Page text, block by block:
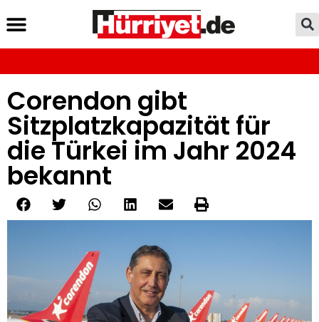
Corendon gibt
Sitzplatzkapazität für
die Türkei im Jahr 2024
bekannt